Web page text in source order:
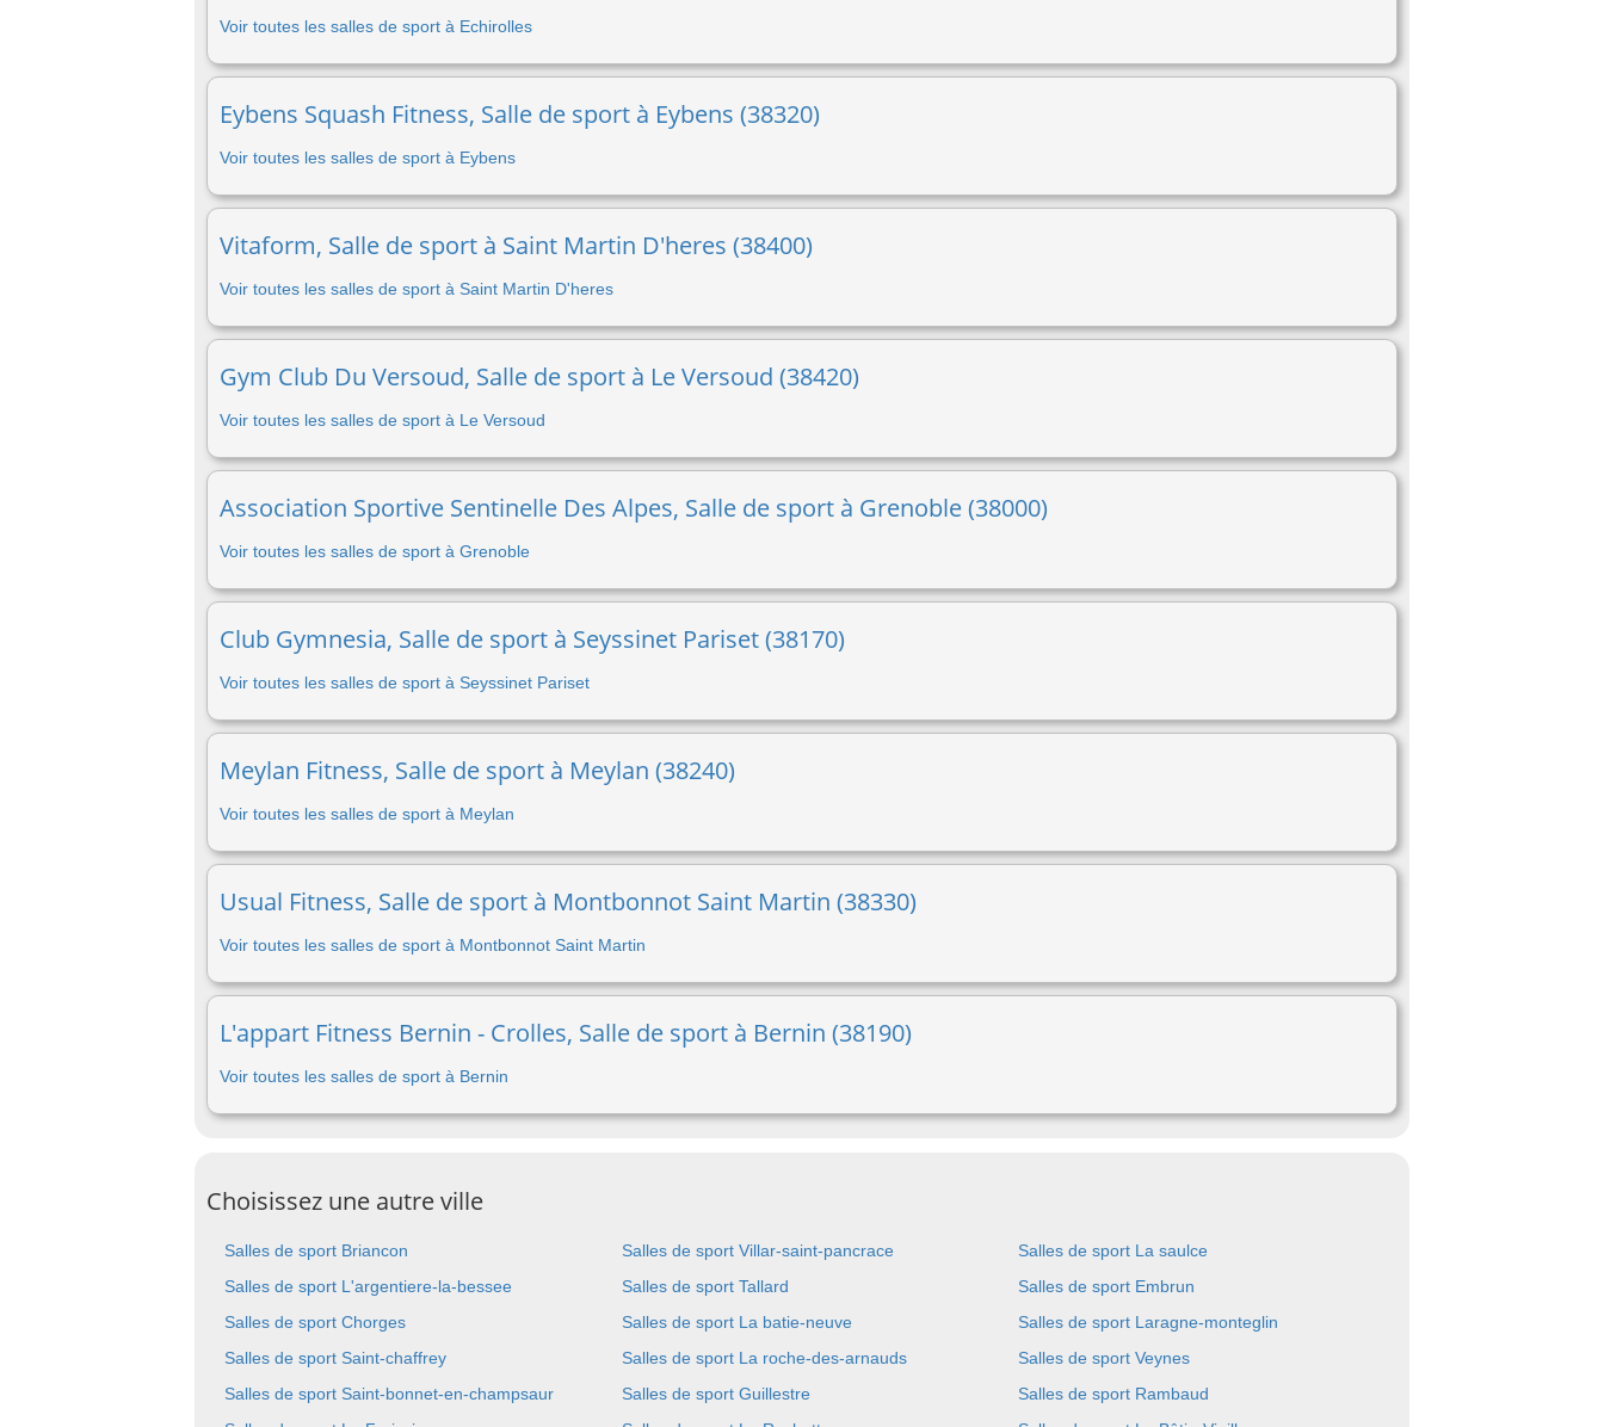
Voir toutes les salles de sport à Echirolles
Eybens Squash Fitness, Salle de sport à Eybens (38320)
Voir toutes les salles de sport à Eybens
Vitaform, Salle de sport à Saint Martin D'heres (38400)
Voir toutes les salles de sport à Saint Martin D'heres
Gym Club Du Versoud, Salle de sport à Le Versoud (38420)
Voir toutes les salles de sport à Le Versoud
Association Sportive Sentinelle Des Alpes, Salle de sport à Grenoble (38000)
Voir toutes les salles de sport à Grenoble
Club Gymnesia, Salle de sport à Seyssinet Pariset (38170)
Voir toutes les salles de sport à Seyssinet Pariset
Meylan Fitness, Salle de sport à Meylan (38240)
Voir toutes les salles de sport à Meylan
Usual Fitness, Salle de sport à Montbonnot Saint Martin (38330)
Voir toutes les salles de sport à Montbonnot Saint Martin
L'appart Fitness Bernin - Crolles, Salle de sport à Bernin (38190)
Voir toutes les salles de sport à Bernin
Choisissez une autre ville
Salles de sport Briancon Salles de sport Villar-saint-pancrace
Salles de sport La saulce
Salles de sport L'argentiere-la-bessee
Salles de sport Tallard
Salles de sport Embrun
Salles de sport Chorges
Salles de sport La batie-neuve
Salles de sport Laragne-monteglin
Salles de sport Saint-chaffrey
Salles de sport La roche-des-arnauds
Salles de sport Veynes
Salles de sport Saint-bonnet-en-champsaur
Salles de sport Guillestre
Salles de sport Rambaud